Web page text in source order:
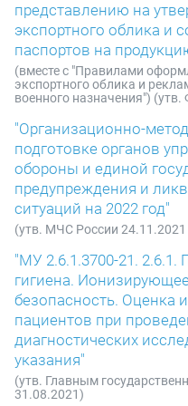
представлению на
экспортного облика и
паспортов на
(вместе с "Правилами
экспортного облика и
военного назначения")
"Организационно-
подготовке органов
обороны и единой
предупреждения и
ситуаций на 2022 год"
(утв. МЧС России
"МУ 2.6.1.3700-21. 2.6.1.
гигиена.
безопасность. Оценка
пациентов при
диагностических
указания"
(утв. Главным
31.08.2021)